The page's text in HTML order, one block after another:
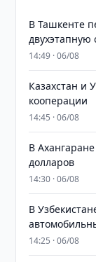
В Ташкенте
двухэтапную
14:49 · 06/08
Казахстан и
кооперации
14:45 · 06/08
В
долларов
14:30 · 06/08
В
14:25 · 06/08